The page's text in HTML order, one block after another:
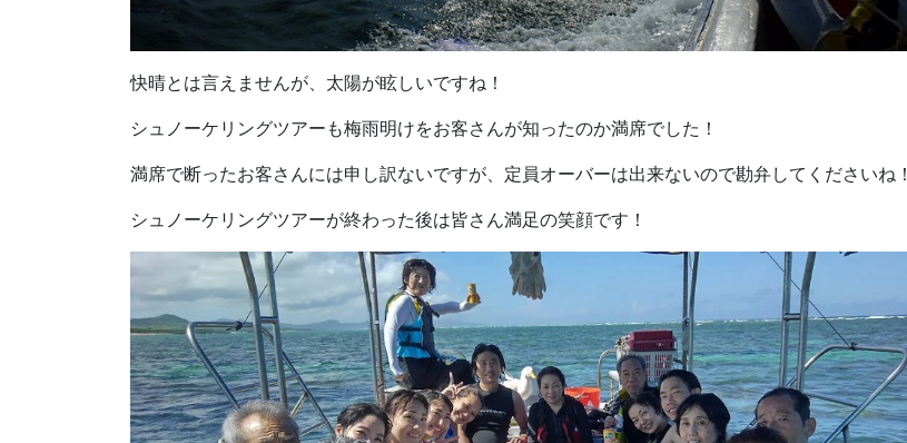
快晴とは言えませんが、太陽が眩しいですね！
シュノーケリングツアーも梅雨明けをお客さんが知ったのか満席でした！
満席で断ったお客さんには申し訳ないですが、定員オーバーは出来ないので勘弁してくださいね！
シュノーケリングツアーが終わった後は皆さん満足の笑顔です！